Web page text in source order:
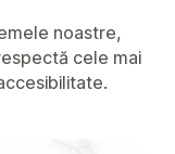
noastre,
cele mai